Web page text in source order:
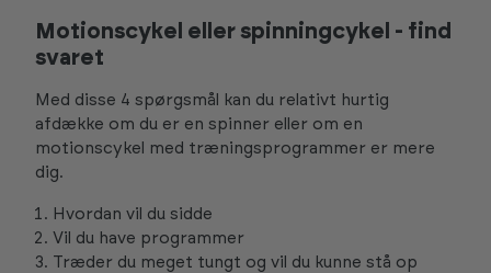
Motionscykel eller spinningcykel - find
svaret
Med disse 4 spørgsmål kan du relativt hurtig
afdække om du er en spinner eller om en
motionscykel med træningsprogrammer er mere
dig.
Hvordan vil du sidde
Vil du have programmer
Træder du meget tungt og vil du kunne stå op